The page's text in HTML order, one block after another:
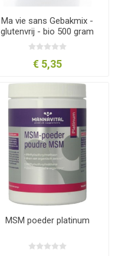
Ma vie sans Gebakmix -
glutenvrij - bio 500 gram
€ 5,35
MSM poeder platinum